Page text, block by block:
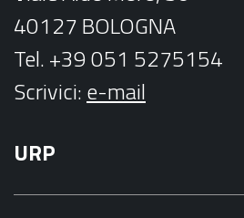
40127 BOLOGNA
Tel. +39 051 5275154
Scrivici:e-mail
URP